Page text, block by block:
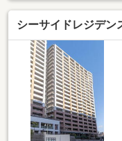
燥機）・洗面
フローリング
全面貼替・・
等※右下の電
予約をいただ
HOME‘S、
とめてご案内
シーサイドレジデン